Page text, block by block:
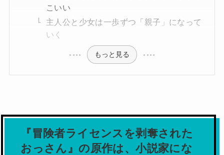
こいい
主人公と少女は一歩ずつ「親子」になって
いく
もっと見る
『冒険者ライセンスを剥奪された
おっさん』の原作は、小説家にな